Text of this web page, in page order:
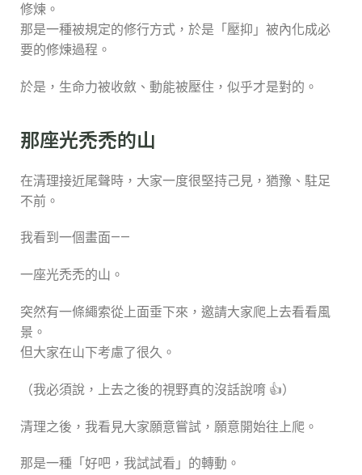
修煉。
那是一種被規定的修行方式，於是「壓抑」被內化成必
要的修煉過程。
於是，生命力被收斂、動能被壓住，似乎才是對的。
那座光禿禿的山
在清理接近尾聲時，大家一度很堅持己見，猶豫、駐足
不前。
我看到一個畫面——
一座光禿禿的山。
突然有一條繩索從上面垂下來，邀請大家爬上去看看風
景。
但大家在山下考慮了很久。
（我必須說，上去之後的視野真的沒話說唷 👍）
清理之後，我看見大家願意嘗試，願意開始往上爬。
那是一種「好吧，我試試看」的轉動。